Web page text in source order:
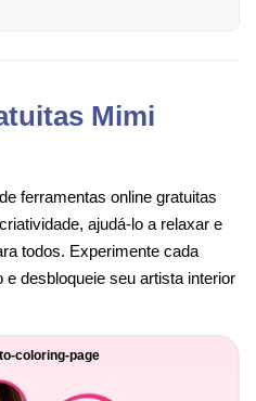
Mimi
ferramentas online gratuitas
ajudá-lo a relaxar e
todos. Experimente cada
desbloqueie seu artista interior
coloring-page